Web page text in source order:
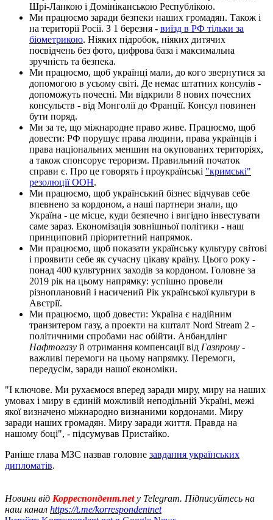
Шрі-Ланкою і Домініканською Республікою.
Ми працюємо заради безпеки наших громадян. Також і
на території Росії. З 1 березня - виїзд в РФ тільки за
біометрикою. Ніяких підробок, ніяких дитячих
посвідчень без фото, цифрова база і максимальна
зручність та безпека.
Ми працюємо, щоб українці мали, до кого звернутися за
допомогою в усьому світі. Де немає штатних консулів -
допоможуть почесні. Ми відкрили 8 нових почесних
консульств - від Монголії до Франції. Консул повинен
бути поряд.
Ми за те, що міжнародне право живе. Працюємо, щоб
довести: РФ порушує права людини, права українців і
права національних меншин на окупованих територіях,
а також спонсорує тероризм. Правильний початок
справи є. Про це говорять і проукраїнські "кримські"
резолюції ООН.
Ми працюємо, щоб український бізнес відчував себе
впевнено за кордоном, а наші партнери знали, що
Україна - це місце, куди безпечно і вигідно інвестувати
саме зараз. Економізація зовнішньої політики - наш
принциповий пріоритетний напрямок.
Ми працюємо, щоб показати українську культуру світові
і проявити себе як сучасну цікаву країну. Цього року -
понад 400 культурних заходів за кордоном. Головне за
2019 рік на цьому напрямку: успішно провели
різноплановий і насичений Рік української культури в
Австрії.
Ми працюємо, щоб довести: Україна є надійним
транзитером газу, а проекти на кшталт Nord Stream 2 -
політичними спробами нас обійти. Анбандлінг
Нафтогазу й отримання компенсації від Газпрому -
важливі перемоги на цьому напрямку. Перемоги,
передусім, заради нашої економіки.
"І ключове. Ми рухаємося вперед заради миру, миру на наших
умовах і миру в єдиній можливій неподільній Україні, межі
якої визначено міжнародно визнаними кордонами. Миру
заради наших громадян. Миру заради життя. Правда на
нашому боці", - підсумував Пристайко.
Раніше глава МЗС назвав головне завдання українських
дипломатів.
Новини від Корреспондент.netу Telegram. Підписуйтесь на
наш канал https://t.me/korrespondentnet